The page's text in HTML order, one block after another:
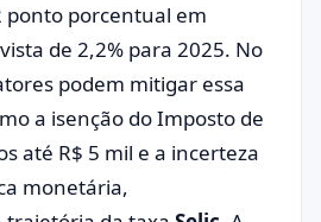
ponto porcentual em
de 2,2% para 2025. No
podem mitigar essa
a isenção do Imposto de
até R$ 5 mil e a incerteza
monetária,